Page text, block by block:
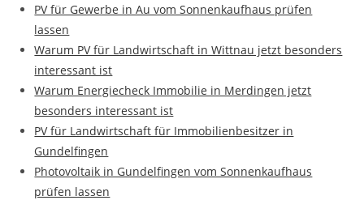
PV für Gewerbe in Au vom Sonnenkaufhaus prüfen
lassen
Warum PV für Landwirtschaft in Wittnau jetzt besonders
interessant ist
Warum Energiecheck Immobilie in Merdingen jetzt
besonders interessant ist
PV für Landwirtschaft für Immobilienbesitzer in
Gundelfingen
Photovoltaik in Gundelfingen vom Sonnenkaufhaus
prüfen lassen